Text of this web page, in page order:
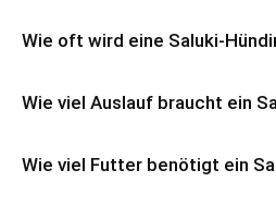
Wie oft wird eine Saluki-
Wie viel Auslauf braucht ein
Wie viel Futter benötigt ein